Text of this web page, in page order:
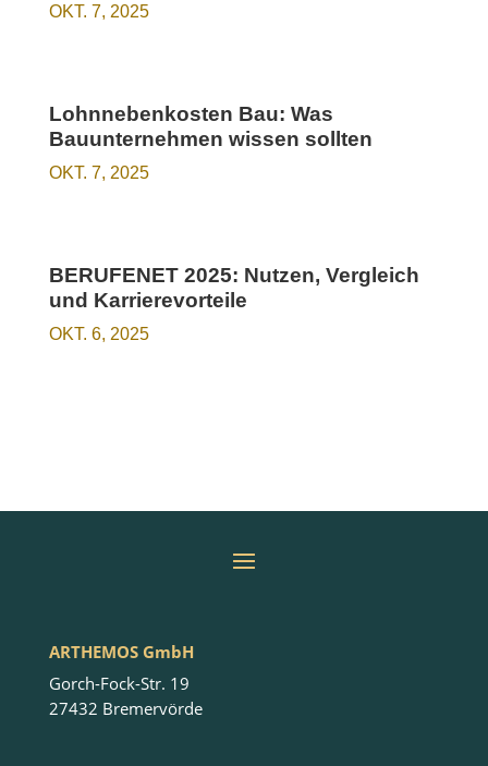
OKT. 7, 2025
Lohnnebenkosten Bau: Was
Bauunternehmen wissen sollten
OKT. 7, 2025
BERUFENET 2025: Nutzen, Vergleich
und Karrierevorteile
OKT. 6, 2025
ARTHEMOS GmbH
Gorch-Fock-Str. 19
27432 Bremervörde